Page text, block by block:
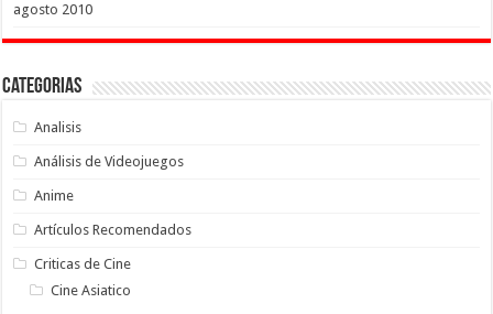
agosto 2010
Categorias
Analisis
Análisis de Videojuegos
Anime
Artículos Recomendados
Criticas de Cine
Cine Asiatico